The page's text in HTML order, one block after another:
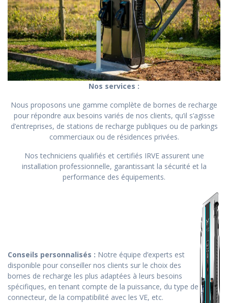
Nos services :
Nous proposons une gamme complète de bornes de recharge
pour répondre aux besoins variés de nos clients, qu’il s’agisse
d’entreprises, de stations de recharge publiques ou de parkings
commerciaux ou de résidences privées.
Nos techniciens qualifiés et certifiés IRVE assurent une
installation professionnelle, garantissant la sécurité et la
performance des équipements.
Conseils personnalisés : Notre équipe d’experts est
disponible pour conseiller nos clients sur le choix des
bornes de recharge les plus adaptées à leurs besoins
spécifiques, en tenant compte de la puissance, du type de
connecteur, de la compatibilité avec les VE, etc.